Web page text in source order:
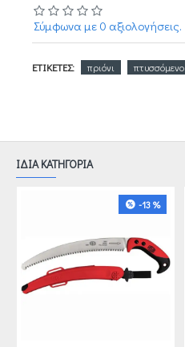
Σύμφωνα με 0 αξιολογήσεις.
ΕΤΙΚΈΤΕΣ: πριόνι πτυσσόμενο
ΙΔΙΑ ΚΑΤΗΓΟΡΙΑ
-13 %